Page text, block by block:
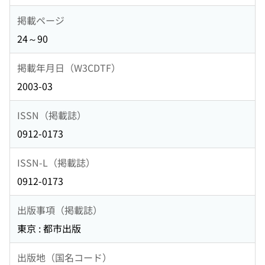
掲載ページ
24～90
掲載年月日（W3CDTF）
2003-03
ISSN（掲載誌）
0912-0173
ISSN-L（掲載誌）
0912-0173
出版事項（掲載誌）
東京 : 都市出版
出版地（国名コード）